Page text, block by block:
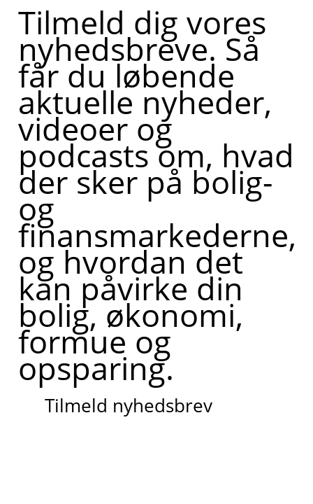
Tilmeld dig vores
nyhedsbreve. Så
får du løbende
aktuelle nyheder,
videoer og
podcasts om, hvad
der sker på bolig-
og
finansmarkederne,
og hvordan det
kan påvirke din
bolig, økonomi,
formue og
opsparing.
Tilmeld nyhedsbrev